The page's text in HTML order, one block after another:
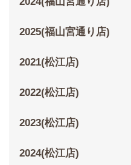
2025(福山宮通り店)
2021(松江店)
2022(松江店)
2023(松江店)
2024(松江店)